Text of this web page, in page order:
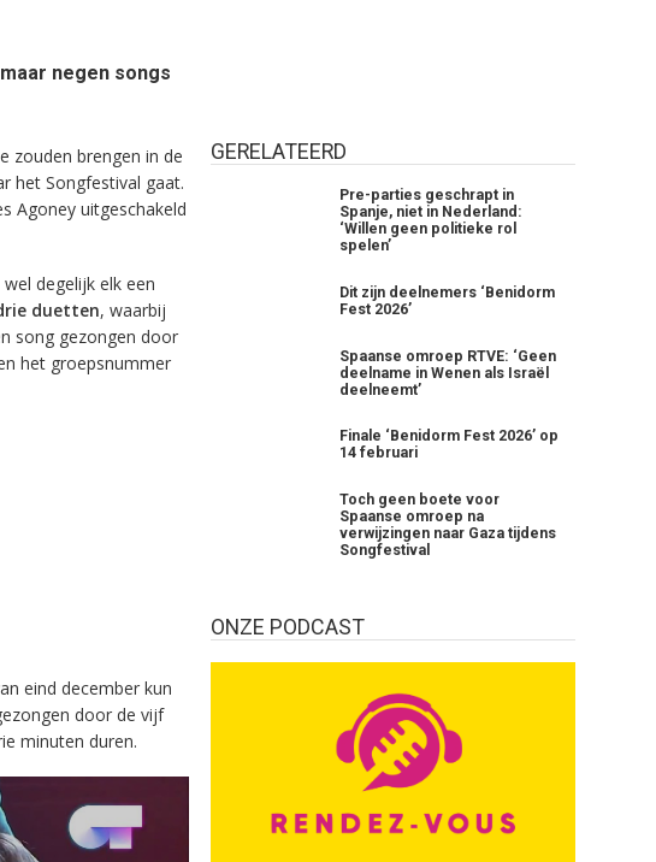
negen songs
zouden brengen in de
het Songfestival gaat.
Agoney uitgeschakeld
degelijk elk een
duetten, waarbij
song gezongen door
het groepsnummer
eind december kun
door de vijf
minuten duren.
GERELATEERD
Pre-parties geschrapt in
Spanje, niet in Nederland:
‘Willen geen politieke rol
spelen’
Dit zijn deelnemers ‘Benidorm
Fest 2026’
Spaanse omroep RTVE: ‘Geen
deelname in Wenen als Israël
deelneemt’
Finale ‘Benidorm Fest 2026’ op
14 februari
Toch geen boete voor
Spaanse omroep na
verwijzingen naar Gaza tijdens
Songfestival
ONZE PODCAST